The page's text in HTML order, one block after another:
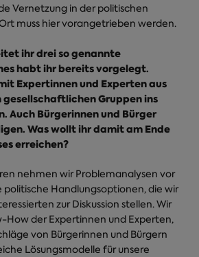
Vernetzung in der politischen
muss hier vorangetrieben werden.
ihr drei so genannte
habt ihr bereits vorgelegt.
Expertinnen und Experten aus
Gruppen ins
Auch Bürgerinnen und Bürger
Was wollt ihr damit am Ende
erreichen?
nehmen wir Problemanalysen vor
politische Handlungsoptionen, die wir
zur Diskussion stellen. Wir
How der Expertinnen und Experten,
von Bürgerinnen und Bürgern
Lösungsmodelle für unsere